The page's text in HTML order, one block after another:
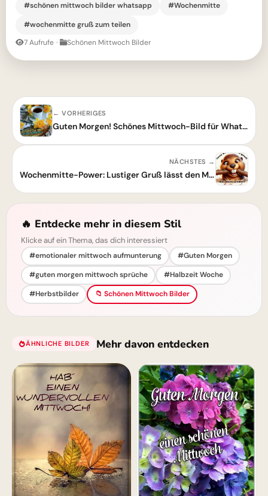
#schönen mittwoch bilder whatsapp
#Wochenmitte
#wochenmitte gruß zum teilen
7 Aufrufe · Schönen Mittwoch Bilder
← VORHERIGES
Guten Morgen! Schönes Mittwoch-Bild für WhatsApp
NÄCHSTES →
Wochenmitte-Power: Lustiger Gruß lässt den Mittwoch strahlen!
🔥 Entdecke mehr in diesem Stil
Klicke auf ein Thema, das dich interessiert
#emotionaler mittwoch aufmunterung
#Guten Morgen
#guten morgen mittwoch sprüche
#Halbzeit Woche
#Herbstbilder
📁 Schönen Mittwoch Bilder
ÄHNLICHE BILDER Mehr davon entdecken